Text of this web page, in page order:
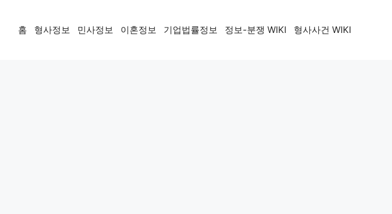
홈 형사정보 민사정보 이혼정보 기업법률정보 정보-분쟁 WIKI 형사사건 WIKI